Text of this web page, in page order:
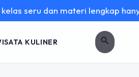
materi lengkap hanya di
KULINER search